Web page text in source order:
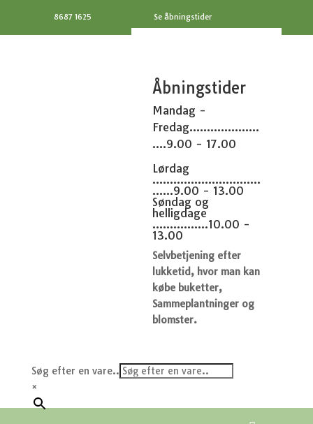
8687 1625 Se åbningstider
Åbningstider
Mandag -
Fredag....................
....9.00 - 17.00
Lørdag
...............................
......9.00 - 13.00
Søndag og
helligdage
................10.00 -
13.00
Selvbetjening efter
lukketid, hvor man kan
købe buketter,
Sammeplantninger og
blomster.
Søg efter en vare..
×